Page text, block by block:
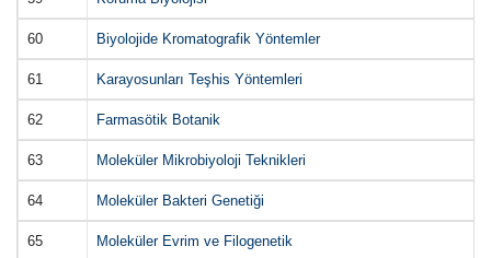
60 Biyolojide Kromatografik Yöntemler
61 Karayosunları Teşhis Yöntemleri
62 Farmasötik Botanik
63 Moleküler Mikrobiyoloji Teknikleri
64 Moleküler Bakteri Genetiği
65 Moleküler Evrim ve Filogenetik